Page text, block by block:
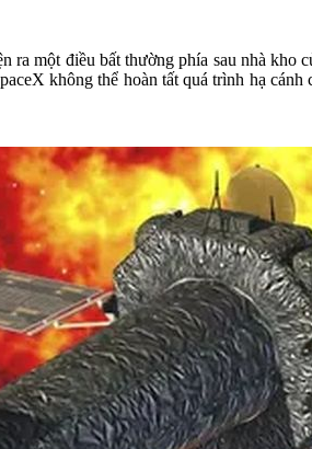
ra một điều bất thường phía sau nhà
không thể hoàn tất quá trình hạ